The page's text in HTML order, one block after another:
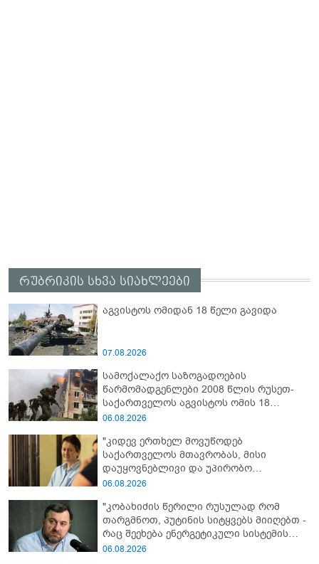
რუბრიკის სხვა სიახლეები
აგვისტოს ომიდან 18 წელი გავიდა
07.08.2026
სამოქალაქო საზოგადოების
წარმომადგენლები 2008 წლის რუსეთ-
საქართველოს აგვისტოს ომის 18
წლისთავთან დაკავშირებით ერთობლივ
06.08.2026
"კიდევ ერთხელ მოვუწოდებ
საქართველოს მთავრობას, მისი
დაუყოვნებლივი და უპირობო
გათავისუფლებისკენ" - რას წერს ეუთო-ს
06.08.2026
"კობახიძის წერილი რუსულად რომ
თარგმნოთ, პუტინის სიტყვებს მიიღებთ -
რაც შეეხება ენერგეტიკული სისტემის
პრობლემას, ნამდვილად ვაპირებ
06.08.2026